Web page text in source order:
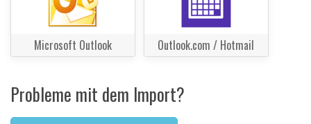
Microsoft Outlook Outlook.com / Hotmail
Probleme mit dem Import?